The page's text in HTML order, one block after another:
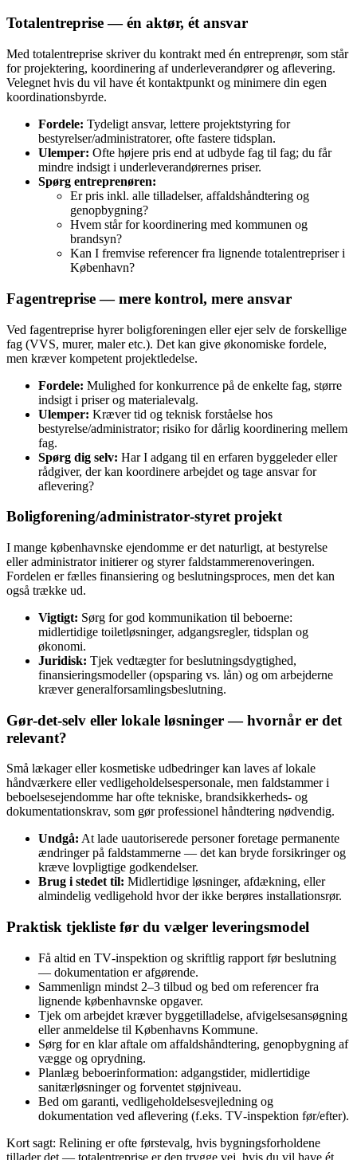
Totalentreprise — én aktør, ét ansvar
Med totalentreprise skriver du kontrakt med én entreprenør, som står
for projektering, koordinering af underleverandører og aflevering.
Velegnet hvis du vil have ét kontaktpunkt og minimere din egen
koordinationsbyrde.
Fordele: Tydeligt ansvar, lettere projektstyring for
bestyrelser/administratorer, ofte fastere tidsplan.
Ulemper: Ofte højere pris end at udbyde fag til fag; du får
mindre indsigt i underleverandørernes priser.
Spørg entreprenøren:
Er pris inkl. alle tilladelser, affaldshåndtering og
genopbygning?
Hvem står for koordinering med kommunen og
brandsyn?
Kan I fremvise referencer fra lignende totalentrepriser i
København?
Fagentreprise — mere kontrol, mere ansvar
Ved fagentreprise hyrer boligforeningen eller ejer selv de forskellige
fag (VVS, murer, maler etc.). Det kan give økonomiske fordele,
men kræver kompetent projektledelse.
Fordele: Mulighed for konkurrence på de enkelte fag, større
indsigt i priser og materialevalg.
Ulemper: Kræver tid og teknisk forståelse hos
bestyrelse/administrator; risiko for dårlig koordinering mellem
fag.
Spørg dig selv: Har I adgang til en erfaren byggeleder eller
rådgiver, der kan koordinere arbejdet og tage ansvar for
aflevering?
Boligforening/administrator‑styret projekt
I mange københavnske ejendomme er det naturligt, at bestyrelse
eller administrator initierer og styrer faldstammerenoveringen.
Fordelen er fælles finansiering og beslutningsproces, men det kan
også trække ud.
Vigtigt: Sørg for god kommunikation til beboerne:
midlertidige toiletløsninger, adgangsregler, tidsplan og
økonomi.
Juridisk: Tjek vedtægter for beslutningsdygtighed,
finansieringsmodeller (opsparing vs. lån) og om arbejderne
kræver generalforsamlingsbeslutning.
Gør‑det‑selv eller lokale løsninger — hvornår er det
relevant?
Små lækager eller kosmetiske udbedringer kan laves af lokale
håndværkere eller vedligeholdelsespersonale, men faldstammer i
beboelsesejendomme har ofte tekniske, brandsikkerheds- og
dokumentationskrav, som gør professionel håndtering nødvendig.
Undgå: At lade uautoriserede personer foretage permanente
ændringer på faldstammerne — det kan bryde forsikringer og
kræve lovpligtige godkendelser.
Brug i stedet til: Midlertidige løsninger, afdækning, eller
almindelig vedligehold hvor der ikke berøres installationsrør.
Praktisk tjekliste før du vælger leveringsmodel
Få altid en TV‑inspektion og skriftlig rapport før beslutning
— dokumentation er afgørende.
Sammenlign mindst 2–3 tilbud og bed om referencer fra
lignende københavnske opgaver.
Tjek om arbejdet kræver byggetilladelse, afvigelsesansøgning
eller anmeldelse til Københavns Kommune.
Sørg for en klar aftale om affaldshåndtering, genopbygning af
vægge og oprydning.
Planlæg beboerinformation: adgangstider, midlertidige
sanitærløsninger og forventet støjniveau.
Bed om garanti, vedligeholdelsesvejledning og
dokumentation ved aflevering (f.eks. TV‑inspektion før/efter).
Kort sagt: Relining er ofte førstevalg, hvis bygningsforholdene
tillader det — totalentreprise er den trygge vej, hvis du vil have ét